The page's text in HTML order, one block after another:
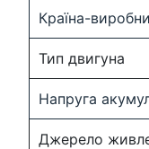
Країна-
Тип двигуна
Напруга
Джерело